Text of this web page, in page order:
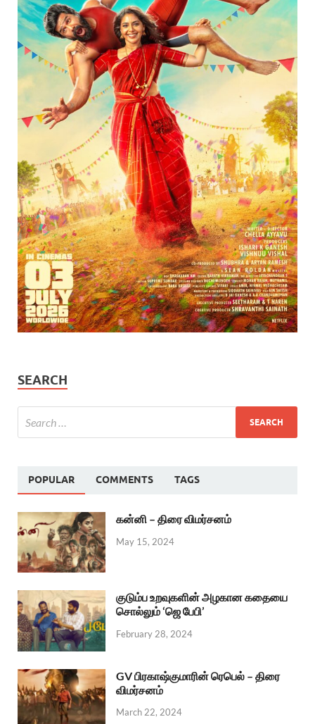
SEARCH
POPULAR COMMENTS TAGS
கன்னி – திரை விமர்சனம்
May 15, 2024
குடும்ப உறவுகளின் அழகான கதையை
சொல்லும் ‘ஜெ பேபி’
February 28, 2024
GV பிரகாஷ்குமாரின் ரெபெல் – திரை
விமர்சனம்
March 22, 2024